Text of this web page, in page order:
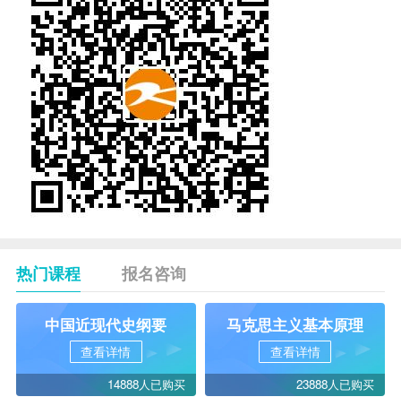
热门课程 报名咨询
中国近现代史纲要
查看详情
14888人已购买
马克思主义基本原理
查看详情
23888人已购买